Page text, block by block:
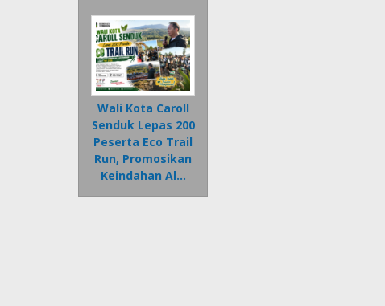
Wali Kota Caroll
Senduk Lepas 200
Peserta Eco Trail
Run, Promosikan
Keindahan Al…